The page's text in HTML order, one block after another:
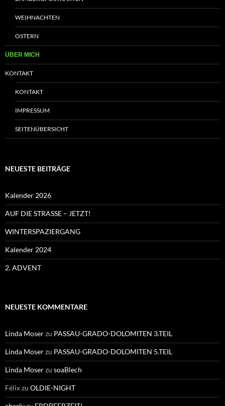
WEIHNACHTEN
OSTERN
ÜBER MICH
KONTAKT
KONTAKT
IMPRESSUM
SEITENÜBERSICHT
NEUESTE BEITRÄGE
Kalender 2026
AUF DIE STRASSE – JETZT!
WINTERSPAZIERGANG
Kalender 2024
2. ADVENT
NEUESTE KOMMENTARE
Linda Moserzu PASSAU-GRADO-DOLOMITEN 3.TEIL
Linda Moserzu PASSAU-GRADO-DOLOMITEN 5.TEIL
Linda Moserzu soaBlech
Félixzu OLDIE-NIGHT